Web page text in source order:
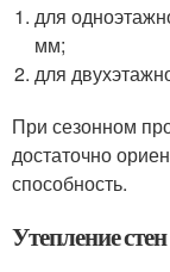
для
мм;
для
При сезонном
достаточно
способность.
Утепление стен